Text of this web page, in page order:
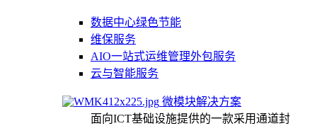
数据中心绿色节能
维保服务
AIO一站式运维管理外包服务
云与智能服务
微模块解决方案
面向ICT基础设施提供的一款采用通道封